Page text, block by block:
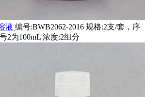
液 编号:BWB2062-2016 规格:2支/套，序
2为100mL 浓度:2组分